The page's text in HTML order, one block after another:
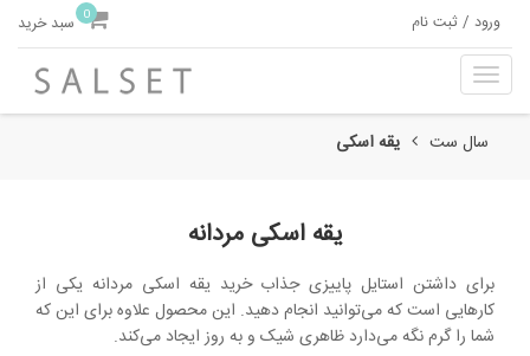
ورود / ثبت نام 0 سبد خرید
T
o
g
v
i
g
سال ست یقه اسکی
یقه اسکی مردانه
برای داشتن استایل پاییزی جذاب خرید یقه اسکی مردانه یکی از
کارهایی است که می‌توانید انجام دهید. این محصول علاوه برای این که
شما را گرم نگه می‌دارد ظاهری شیک و به روز ایجاد می‌کند.